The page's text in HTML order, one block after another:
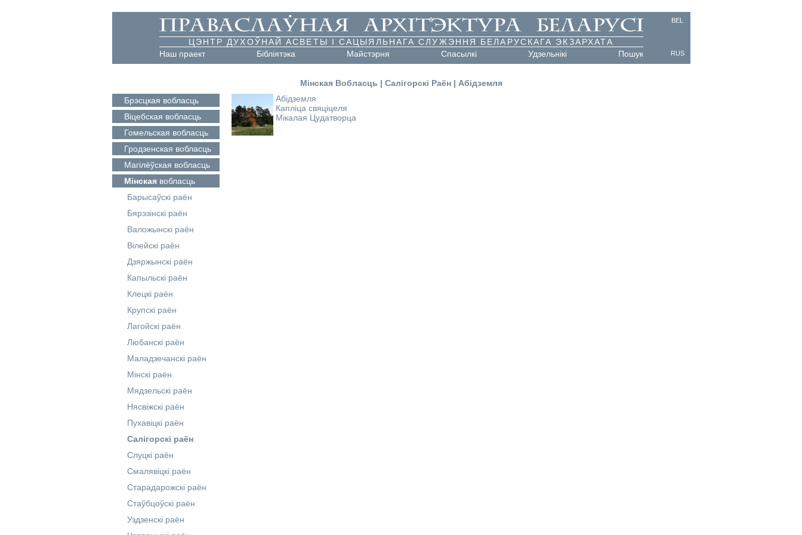
BEL
RUS
ЦЭНТР ДУХОЎНАЙ АСВЕТЫ І САЦЫЯЛЬНАГА СЛУЖЭННЯ БЕЛАРУСКАГА ЭКЗАРХАТА
Наш праект
Бібліятэка Майстэрня Cпасылкі Удзельнікі Пошук
Мінская Вобласць | Салігорскі Раён| Абідземля
Брэсцкая вобласць
Віцебская вобласць
Гомельская вобласць
Гродзенская вобласць
Магілёўская вобласць
Мінскаявобласць
Барысаўскі раён
Бярэзінскі раён
Валожынскі раён
Вілейскі раён
Дзяржынскі раён
Капыльскі раён
Клецкі раён
Крупскі раён
Лагойскі раён
Любанскі раён
Маладзечанскі раён
Мінскі раён
Мядзельскі раён
Нясвіжскі раён
Пухавіцкі раён
Салігорскі раён
Слуцкі раён
Смалявіцкі раён
Старадарожскі раён
Стаўбцоўскі раён
Уздзенскі раён
Абідземля
Капліца свяціцеля
Мікалая Цудатворца